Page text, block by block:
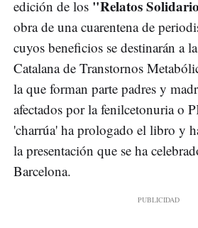
edición de los "Relatos
obra de una cuarentena de
cuyos beneficios se destinarán a
Catalana de Transtornos
la que forman parte padres y
afectados por la fenilcetonuria o
'charrúa' ha prologado el libro y
la presentación que se ha
Barcelona.